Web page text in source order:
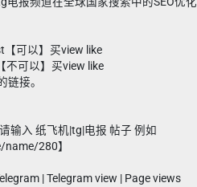
【可以】买view like
不可以】买view like
链接。
输入 纸飞机|tg|电报 帖子 例如
280】
| Telegram view | Page views